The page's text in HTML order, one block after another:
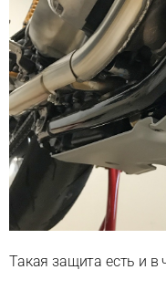
Такая защита есть и в